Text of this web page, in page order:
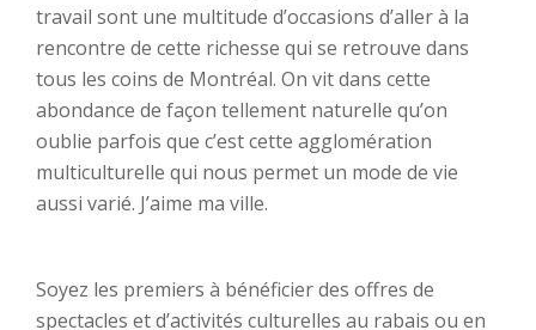
travail sont une multitude d’occasions d’aller à la
rencontre de cette richesse qui se retrouve dans
tous les coins de Montréal. On vit dans cette
abondance de façon tellement naturelle qu’on
oublie parfois que c’est cette agglomération
multiculturelle qui nous permet un mode de vie
aussi varié. J’aime ma ville.
Soyez les premiers à bénéficier des offres de
spectacles et d’activités culturelles au rabais ou en